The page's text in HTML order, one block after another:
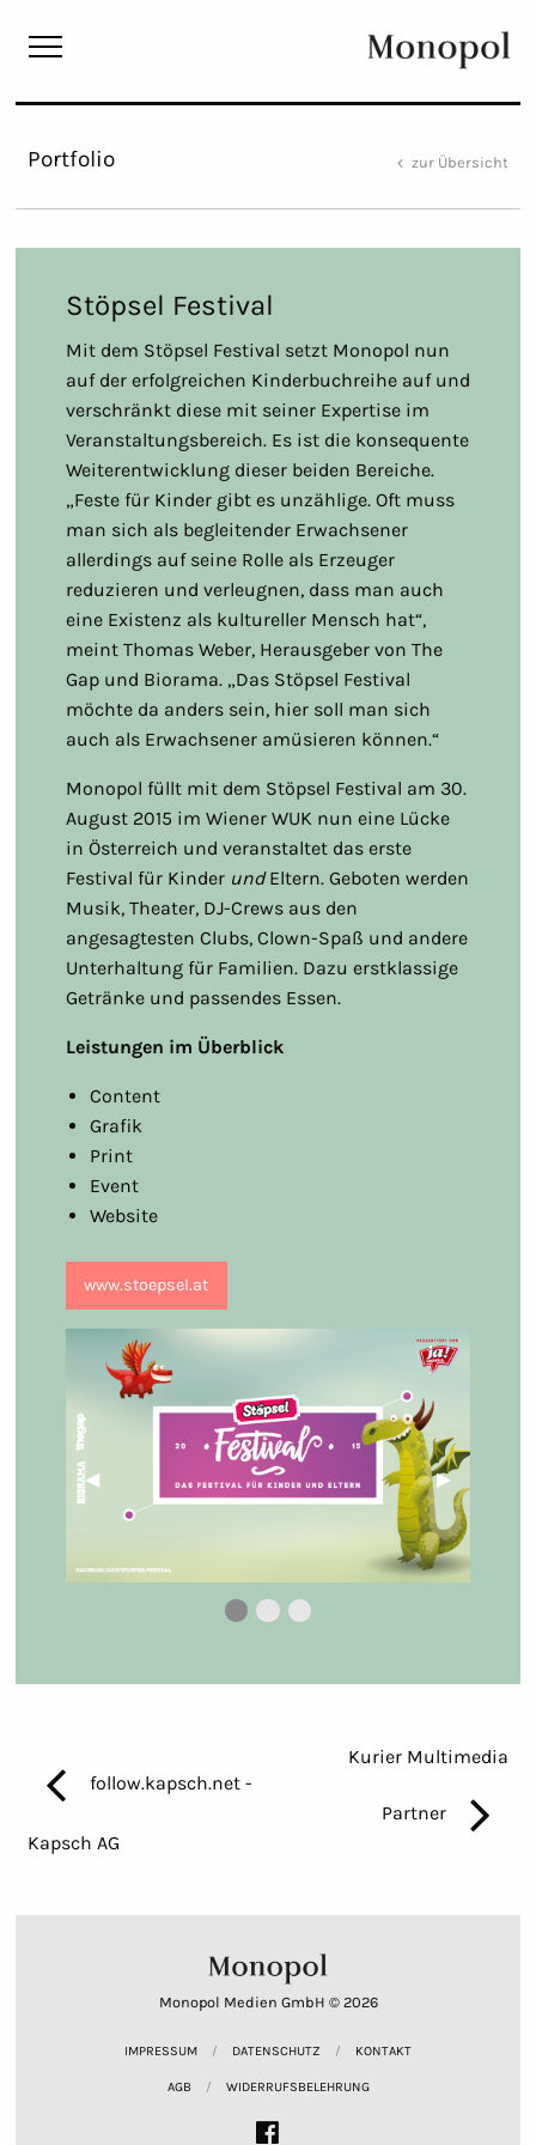
Monopol
Portfolio zur Übersicht
Stöpsel Festival
Mit dem Stöpsel Festival setzt Monopol nun
auf der erfolgreichen Kinderbuchreihe auf und
verschränkt diese mit seiner Expertise im
Veranstaltungsbereich. Es ist die konsequente
Weiterentwicklung dieser beiden Bereiche.
„Feste für Kinder gibt es unzählige. Oft muss
man sich als begleitender Erwachsener
allerdings auf seine Rolle als Erzeuger
reduzieren und verleugnen, dass man auch
eine Existenz als kultureller Mensch hat“,
meint Thomas Weber, Herausgeber von The
Gap und Biorama. „Das Stöpsel Festival
möchte da anders sein, hier soll man sich
auch als Erwachsener amüsieren können.“
Monopol füllt mit dem Stöpsel Festival am 30.
August 2015 im Wiener WUK nun eine Lücke
in Österreich und veranstaltet das erste
Festival für Kinder undEltern. Geboten werden
Musik, Theater, DJ-Crews aus den
angesagtesten Clubs, Clown-Spaß und andere
Unterhaltung für Familien. Dazu erstklassige
Getränke und passendes Essen.
Leistungen im Überblick
Content
Grafik
Print
Event
Website
www.stoepsel.at
Vorheriges Bild
◀︎ Nächstes
▶︎
Bild 0Bild 1Bild 2
follow.kapsch.net -
Kapsch AG
Kurier Multimedia
Partner
Monopol Medien GmbH © 2026
IMPRESSUM DATENSCHUTZ KONTAKT
AGB WIDERRUFSBELEHRUNG